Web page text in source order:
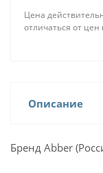
Цена
отличаться от
Описание
Бренд Abber